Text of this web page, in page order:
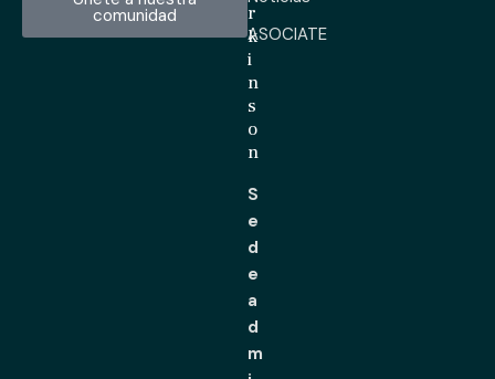
comunidad
r
k
i
n
s
o
n
S
e
d
e
a
d
m
ASOCIATE